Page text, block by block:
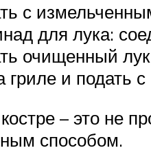
с
для лука:
очищенный
и подать
– это не
способом.